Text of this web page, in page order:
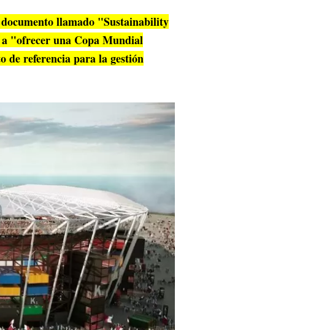
llamado "Sustainability
"ofrecer una Copa Mundial
de referencia para la gestión